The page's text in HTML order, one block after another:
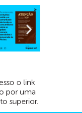
o link
por uma
superior.